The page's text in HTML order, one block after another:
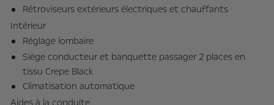
Rétroviseurs extérieurs électriques et chauffants
Intérieur
Réglage lombaire
Siège conducteur et banquette passager 2 places en
tissu Crepe Black
Climatisation automatique
Aides à la conduite